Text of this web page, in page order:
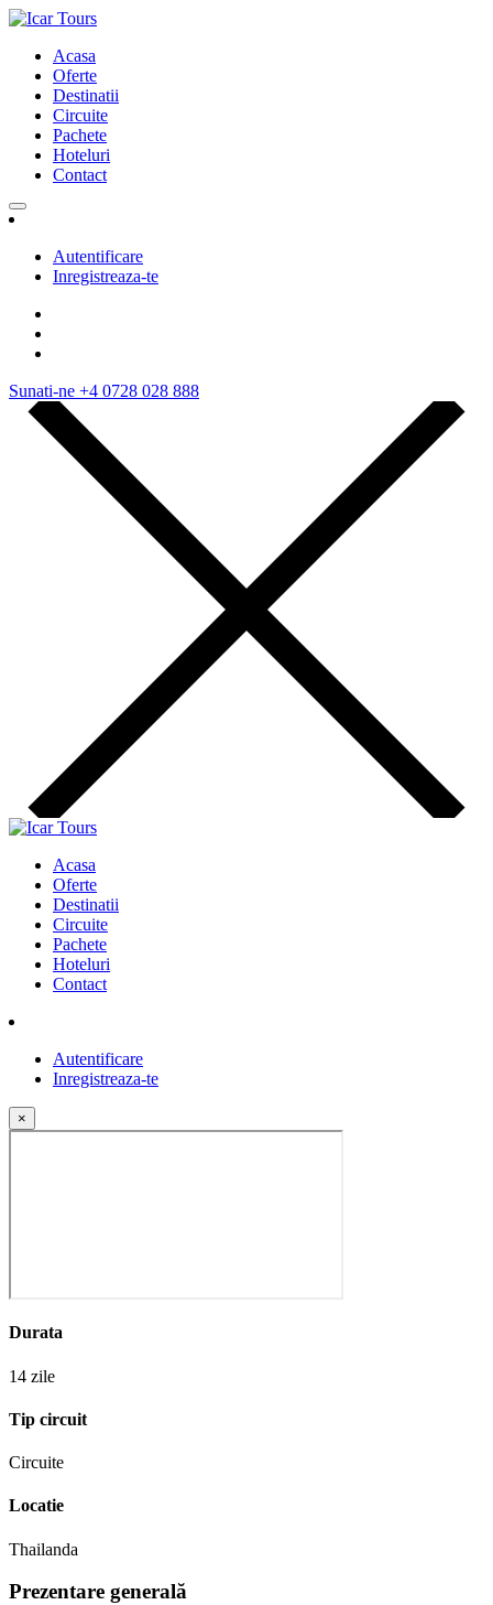
Acasa
Oferte
Destinatii
Circuite
Pachete
Hoteluri
Contact
Autentificare
Inregistreaza-te
Sunati-ne +4 0728 028 888
Acasa
Oferte
Destinatii
Circuite
Pachete
Hoteluri
Contact
Autentificare
Inregistreaza-te
×
Durata
14 zile
Tip circuit
Circuite
Locatie
Thailanda
Prezentare generală